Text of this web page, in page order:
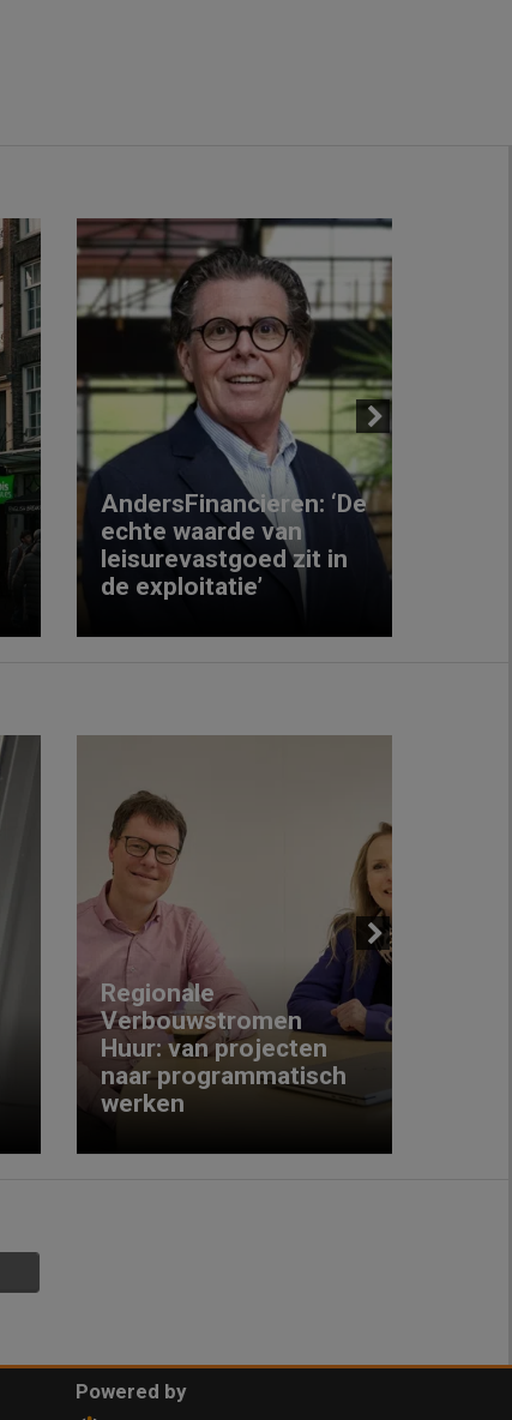
AndersFinancieren: ‘De
echte waarde van
leisurevastgoed zit in
de exploitatie’
Next
Regionale
Verbouwstromen
Huur: van projecten
naar programmatisch
werken
Next
Powered by